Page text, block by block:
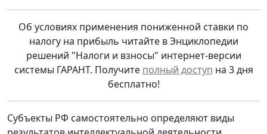
Об условиях применения пониженной ставки по
налогу на прибыль читайте в Энциклопедии
решений "Налоги и взносы" интернет-версии
системы ГАРАНТ. Получите полный доступ на 3 дня
бесплатно!
Субъекты РФ самостоятельно определяют виды